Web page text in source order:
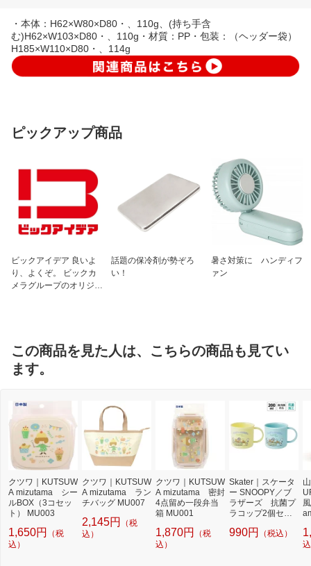
・本体：H62×W80×D80・、110g、(持ち手含
む)H62×W103×D80・、110g・材質：PP・包装：（ヘッダー袋）
H185×W110×D80・、114g
ピックアップ商品
ビックアイデア 良いよ
り、よくぞ。 ビックカ
メラグループのオリジナ
話題の保冷剤が勢ぞろ
い！
暑さ対策に ハンディフ
ァン
この商品を見た人は、こちらの商品も見てい
ます。
クツワ｜KUTSUW
A mizutama シー
ルBOX（3コセッ
ト） MU003
1,650円
（税
込）
クツワ｜KUTSUW
A mizutama ラン
チバッグ MU007
2,145円
（税
込）
クツワ｜KUTSUW
A mizutama 密封
4点留め一段弁当
箱 MU001
1,870円
（税
込）
Skater｜スケータ
ー SNOOPY／ブ
ラザーズ 抗菌プ
ラコップ2個セッ
990円 （税込）